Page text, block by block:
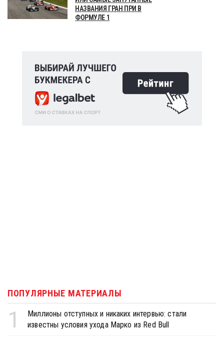
НАЗВАНИЯ ГРАН ПРИ В
ФОРМУЛЕ 1
ПОПУЛЯРНЫЕ МАТЕРИАЛЫ
1
Миллионы отступных и никаких интервью: стали
известны условия ухода Марко из Red Bull